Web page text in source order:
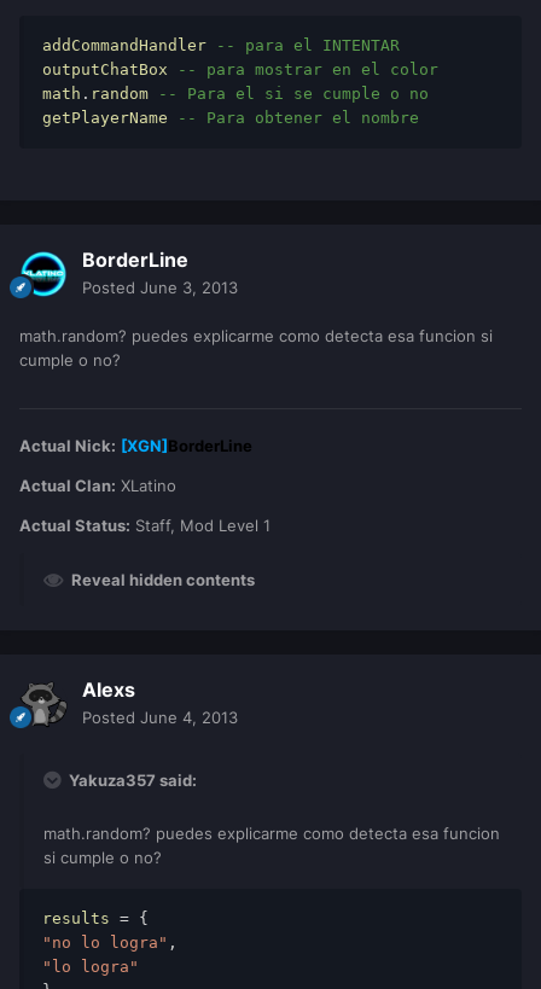
addCommandHandler
-- para el INTENTAR
outputChatBox
-- para mostrar en el color
math . random
-- Para el si se cumple o no
getPlayerName
-- Para obtener el nombre
BorderLine
Posted June 3, 2013
math.random? puedes explicarme como detecta esa funcion si
cumple o no?
Actual Nick: [XGN]BorderLine
Actual Clan: XLatino
Actual Status: Staff, Mod Level 1
Reveal hidden contents
Alexs
Posted June 4, 2013
Yakuza357 said:
math.random? puedes explicarme como detecta esa funcion
si cumple o no?
results = {
"no lo logra" ,
"lo logra"